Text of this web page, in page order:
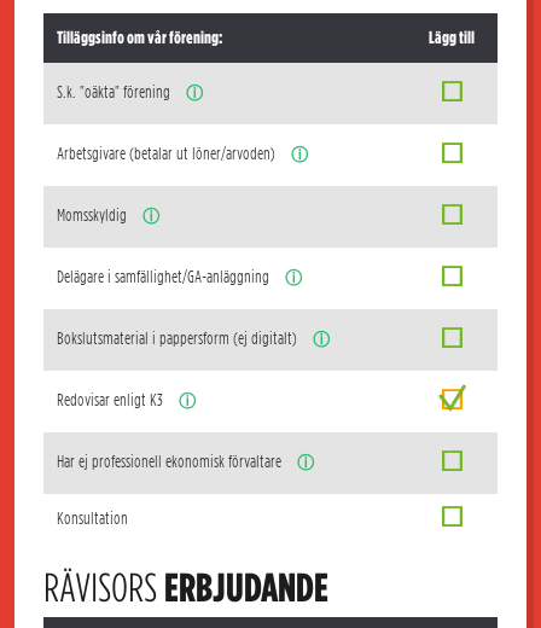
Tilläggsinfo om vår förening: Lägg till
S.k. "oäkta" förening ⓘ
Arbetsgivare (betalar ut löner/arvoden) ⓘ
Momsskyldig ⓘ
Delägare i samfällighet/GA-anläggning ⓘ
Bokslutsmaterial i pappersform (ej digitalt) ⓘ
Redovisar enligt K3 ⓘ
Har ej professionell ekonomisk förvaltare ⓘ
Konsultation
RÄVISORSERBJUDANDE